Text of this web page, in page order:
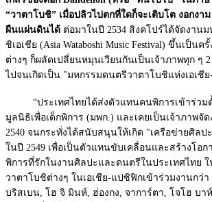
“วาตาโบชิ” เมื่อปลิวไปตกที่ใดก็จะเติบโต งอกงา
ผืนแผ่นดินได้ ต่อมาในปี 2534 สิงคโปร์ได้จัดงาน
ชิเอเชีย (Asia Wataboshi Music Festival) ขึ้นเป็นค
ต่างๆ ก็ผลัดเปลี่ยนหมุนเวียนกันเป็นเจ้าภาพทุก ๆ
ไปจนเกิดเป็น "มหกรรมดนตรีวาตาโบชิแห่งเอเชี
“ประเทศไทยได้ส่งตัวแทนคนพิการเข้าร่วมตั้
มูลนิธิเพื่อเด็กพิการ (มพก.) และเคยเป็นเจ้าภาพจั
2540 จนกระทั่งได้สนับสนุนให้เกิด "เครือข่ายศิล
ในปี 2549 เพื่อเป็นตัวแทนขับเคลื่อนและสร้างโอก
พิการที่รักในงานศิลปะและดนตรีในประเทศไทย
วาตาโบชิต่างๆ ในเอเชีย-แปซิฟิกเข้าร่วมงานกว่า
บริสเบน, โฮ จิ มินห์, ฮ่องกง, จาการ์ตา, โจโฮ บา